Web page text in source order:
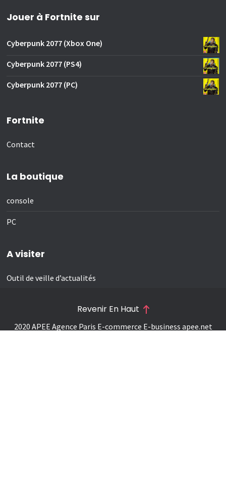
Jouer à Fortnite sur
Cyberpunk 2077 (Xbox One)
Cyberpunk 2077 (PS4)
Cyberpunk 2077 (PC)
Fortnite
Contact
La boutique
console
PC
A visiter
Outil de veille d’actualités
2020 APEE Agence Paris E-commerce E-business apee.net
Revenir En Haut